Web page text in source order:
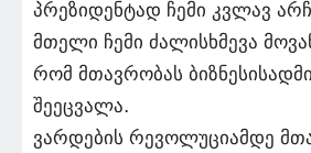
პრეზიდენტად ჩემი კვლავ
მთელი ჩემი ძალისხმევა
რომ მთავრობას
შეეცვალა.
ვარდების რევოლუციამდე